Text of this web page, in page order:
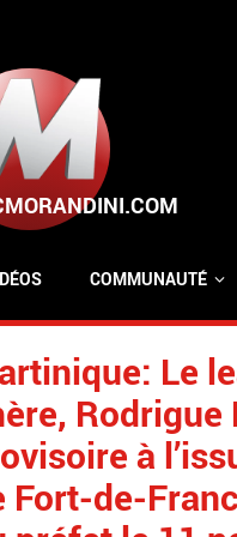
COMMUNAUTÉ
Le
à
Fort-de-